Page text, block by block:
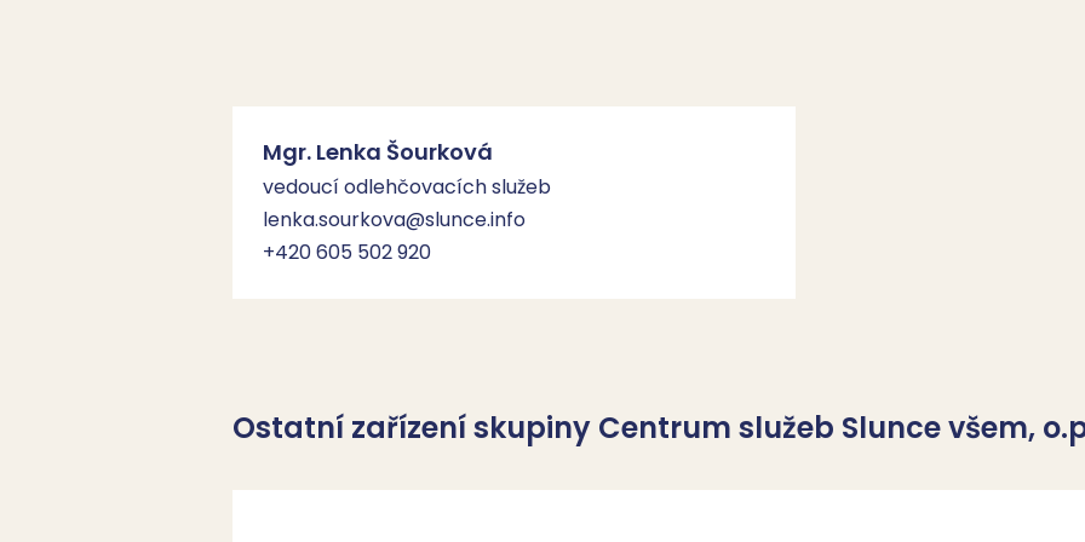
Mgr. Lenka Šourková
vedoucí odlehčovacích služeb
lenka.sourkova@slunce.info
+420 605 502 920
Ostatní zařízení skupiny Centrum služeb Slunce všem,